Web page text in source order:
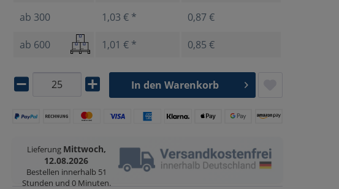
ab 300 1,03 € * 0,87 €
ab 600 1,01 € * 0,85 €
Lieferung Mittwoch,
12.08.2026
Bestellen innerhalb 51
Stunden und 0 Minuten.
In den Warenkorb